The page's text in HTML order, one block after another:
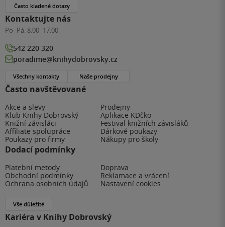
Často navštěvované
Akce a slevy
Prodejny
Klub Knihy Dobrovský
Aplikace KDčko
Knižní závisláci
Festival knižních závisláků
Affiliate spolupráce
Dárkové poukazy
Poukazy pro firmy
Nákupy pro školy
Dodací podmínky
Platební metody
Doprava
Obchodní podmínky
Reklamace a vrácení
Ochrana osobních údajů
Nastavení cookies
Vše důležité
Kariéra v Knihy Dobrovský
Často kladené dotazy
Kontaktujte nás
Po–Pá: 8:00–17:00
542 220 320
poradime@knihydobrovsky.cz
Všechny kontakty Naše prodejny